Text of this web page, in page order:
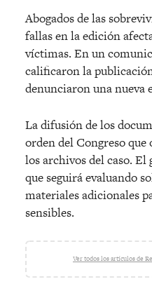
Abogados de las
fallas en la edición
víctimas. En un
calificaron la
denunciaron una nueva
La difusión de los
orden del Congreso que
los archivos del caso.
que seguirá evaluando
materiales adicionales
sensibles.
Ver todos los artículos de